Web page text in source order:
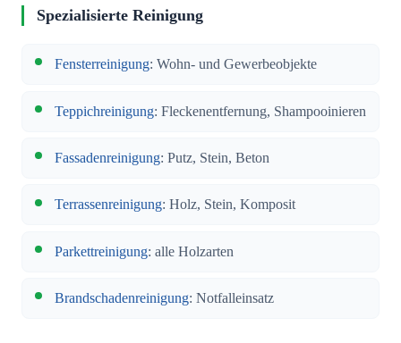
Spezialisierte Reinigung
Fensterreinigung: Wohn- und Gewerbeobjekte
Teppichreinigung: Fleckenentfernung, Shampooinieren
Fassadenreinigung: Putz, Stein, Beton
Terrassenreinigung: Holz, Stein, Komposit
Parkettreinigung: alle Holzarten
Brandschadenreinigung: Notfalleinsatz